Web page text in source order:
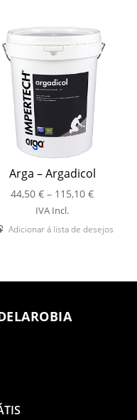
Arga – Argadicol
44,50€ – 115,10€Price
44,50 €
through
IVA Incl.
Adicionar á lista de desejos